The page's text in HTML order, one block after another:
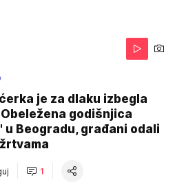
je za dlaku izbegla
godišnjica
u Beogradu, građani odali
1